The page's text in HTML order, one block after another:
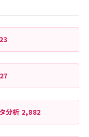
分析 2,882